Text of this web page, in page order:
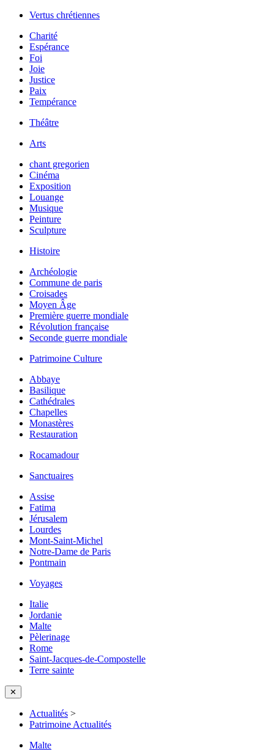
Vertus chrétiennes
Charité
Espérance
Foi
Joie
Justice
Paix
Tempérance
Théâtre
Arts
chant gregorien
Cinéma
Exposition
Louange
Musique
Peinture
Sculpture
Histoire
Archéologie
Commune de paris
Croisades
Moyen Âge
Première guerre mondiale
Révolution française
Seconde guerre mondiale
Patrimoine Culture
Abbaye
Basilique
Cathédrales
Chapelles
Monastères
Restauration
Rocamadour
Sanctuaires
Assise
Fatima
Jérusalem
Lourdes
Mont-Saint-Michel
Notre-Dame de Paris
Pontmain
Voyages
Italie
Jordanie
Malte
Pèlerinage
Rome
Saint-Jacques-de-Compostelle
Terre sainte
✕
Actualités >
Patrimoine Actualités
Malte